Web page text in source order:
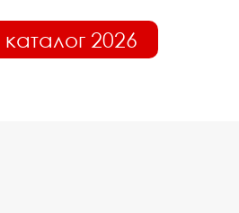
каталог 2026